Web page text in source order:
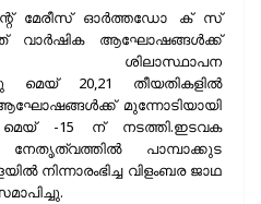
മേരീസ്‌ ഓര്‍ത്തഡോ ക് സ്‌
വാര്‍ഷിക ആഘോഷങ്ങള്‍ക്ക്
ശിലാസ്ഥാപന
മെയ്‌ 20,21 തീയതികളില്‍
മുന്നോടിയായി
-15 ന് നടത്തി.ഇടവക
നേതൃത്വത്തില്‍ പാമ്പാക്കുട
നിന്നാരംഭിച്ച വിളംബര ജാഥ